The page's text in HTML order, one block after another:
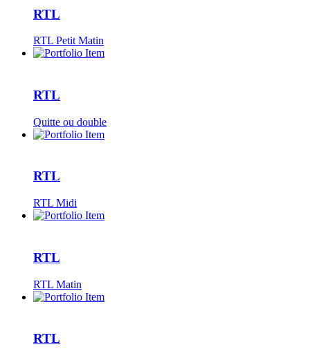
RTL
RTL Petit Matin
RTL
Quitte ou double
RTL
RTL Midi
RTL
RTL Matin
RTL